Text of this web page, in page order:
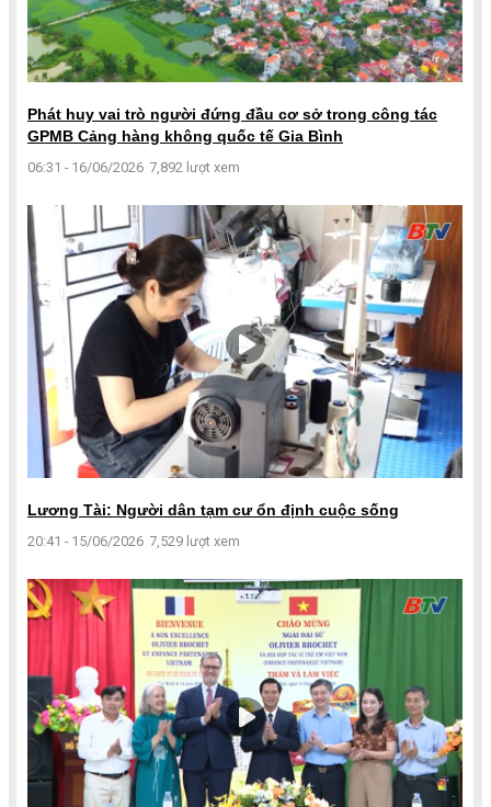
Phát huy vai trò người đứng đầu cơ sở trong công tác
GPMB Cảng hàng không quốc tế Gia Bình
06:31 - 16/06/2026 7,892 lượt xem
Lương Tài: Người dân tạm cư ổn định cuộc sống
20:41 - 15/06/2026 7,529 lượt xem